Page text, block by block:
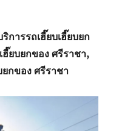
การรถเฮี๊ยบเฮี๊ยบยก
ฮี๊ยบยกของ ศรีราชา,
กของ ศรีราชา